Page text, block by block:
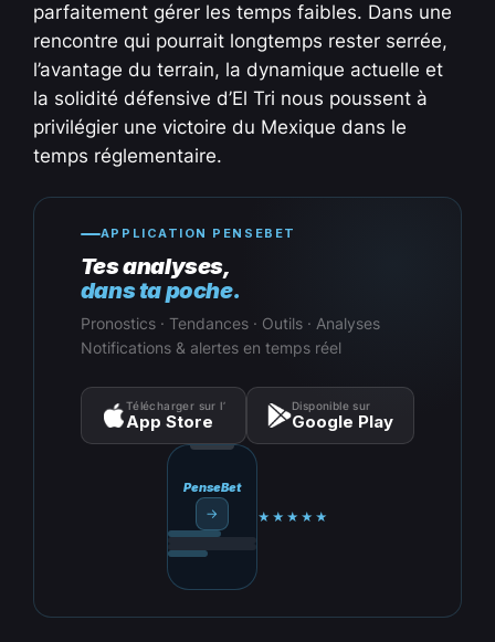
parfaitement gérer les temps faibles. Dans une
rencontre qui pourrait longtemps rester serrée,
l’avantage du terrain, la dynamique actuelle et
la solidité défensive d’El Tri nous poussent à
privilégier une victoire du Mexique dans le
temps réglementaire.
APPLICATION PENSEBET
Tes analyses,
dans ta poche.
Pronostics · Tendances · Outils · Analyses
Notifications & alertes en temps réel
Télécharger sur l’
App Store
Disponible sur
Google Play
PenseBet
→ ★★★★★